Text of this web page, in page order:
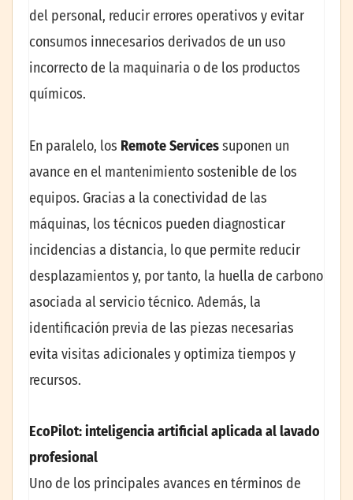
del personal, reducir errores operativos y evitar
consumos innecesarios derivados de un uso
incorrecto de la maquinaria o de los productos
químicos.
En paralelo, los Remote Servicessuponen un
avance en el mantenimiento sostenible de los
equipos. Gracias a la conectividad de las
máquinas, los técnicos pueden diagnosticar
incidencias a distancia, lo que permite reducir
desplazamientos y, por tanto, la huella de carbono
asociada al servicio técnico. Además, la
identificación previa de las piezas necesarias
evita visitas adicionales y optimiza tiempos y
recursos.
EcoPilot: inteligencia artificial aplicada al lavado
profesional
Uno de los principales avances en términos de